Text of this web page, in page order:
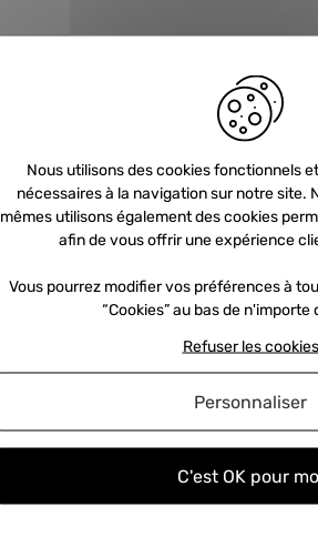
Inscrivez-vous et recevez
Nous utilisons des cookies fonctionnels
nécessaires à la navigation sur notre site.
mêmes utilisons également des cookies
afin de vous offrir une expérience
Vous pourrez modifier vos préférences à
“Cookies” au bas de n'importe
C'est OK pour
Refuser les cookies
Personnaliser